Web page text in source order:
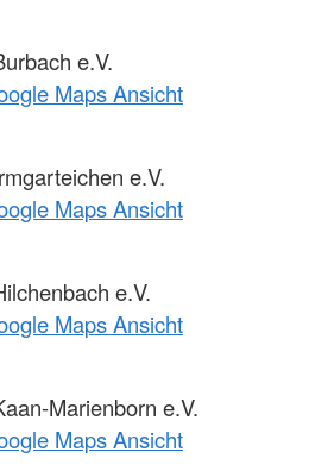
e.V.
Maps Ansicht
e.V.
Maps Ansicht
e.V.
Maps Ansicht
Marienborn e.V.
Maps Ansicht